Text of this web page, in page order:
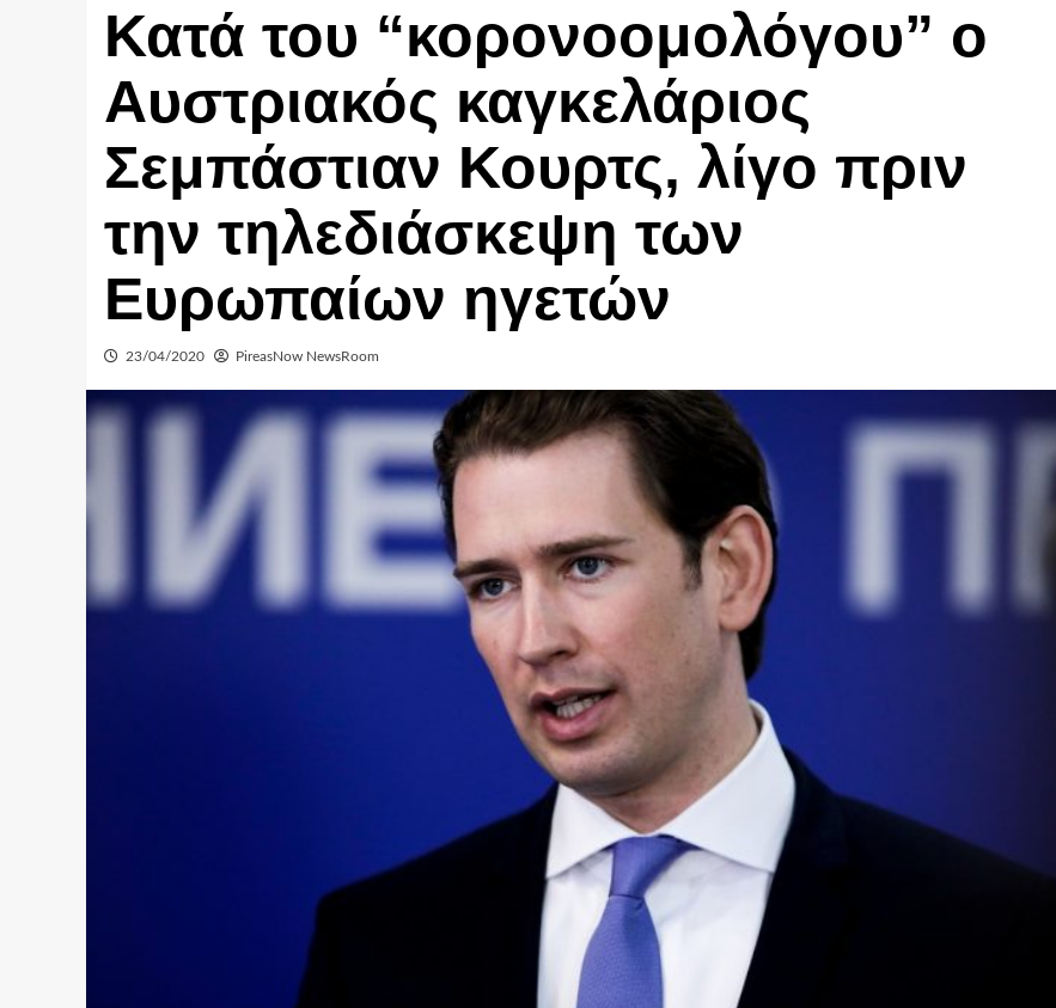
Κατά του “κορονοομολόγου” ο
Αυστριακός καγκελάριος
Σεμπάστιαν Κουρτς, λίγο πριν
την τηλεδιάσκεψη των
Ευρωπαίων ηγετών
23/04/2020 PireasNow NewsRoom